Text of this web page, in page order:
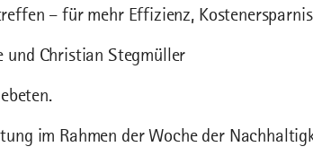
– für mehr Effizienz,
und Christian Stegmüller
im Rahmen der Woche der